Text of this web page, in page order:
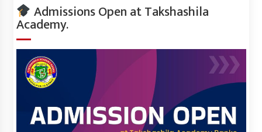
Admissions Open at Takshashila
Academy.